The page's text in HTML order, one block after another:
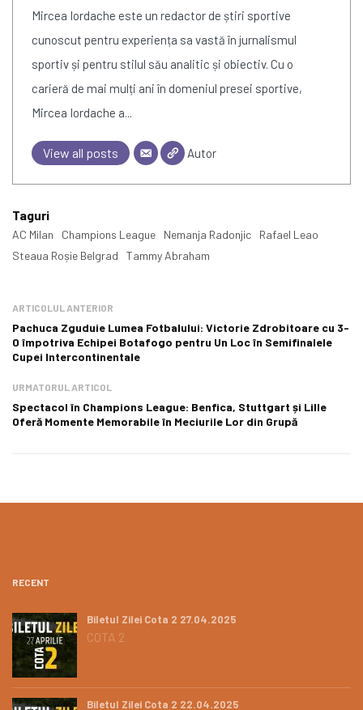
Mircea Iordache este un redactor de știri sportive
cunoscut pentru experiența sa vastă în jurnalismul
sportiv și pentru stilul său analitic și obiectiv. Cu o
carieră de mai mulți ani în domeniul presei sportive,
Mircea Iordache a...
View all posts Autor
Taguri
AC Milan Champions League Nemanja Radonjic
Rafael Leao
Steaua Roșie Belgrad
Tammy Abraham
ARTICOLUL ANTERIOR
Pachuca Zguduie Lumea Fotbalului: Victorie Zdrobitoare cu 3-
0 împotriva Echipei Botafogo pentru Un Loc în Semifinalele
Cupei Intercontinentale
URMATORUL ARTICOL
Spectacol în Champions League: Benfica, Stuttgart și Lille
Oferă Momente Memorabile în Meciurile Lor din Grupă
RECENT
Biletul Zilei Cota 2 27.04.2025
COTA 2
Biletul Zilei Cota 2 22.04.2025